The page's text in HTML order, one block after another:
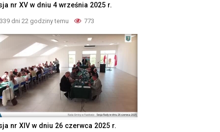
nr XV w dniu 4 września 2025 r.
339 dni 22 godziny temu 773
nr XIV w dniu 26 czerwca 2025 r.